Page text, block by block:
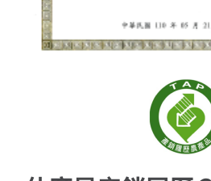
サイズ／梱包：M（200g / 10-12
尾）/ 1箱入
サイズ／梱包：XL（200g / 6-7